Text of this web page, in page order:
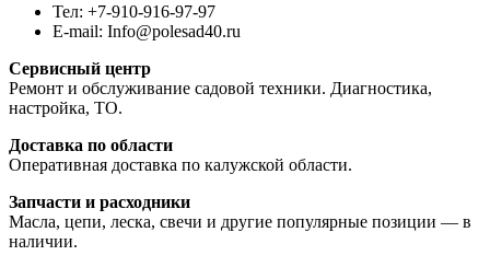
Тел: +7-910-916-97-97
E-mail: Info@polesad40.ru
Сервисный центр
Ремонт и обслуживание садовой техники. Диагностика,
настройка, ТО.
Доставка по области
Оперативная доставка по калужской области.
Запчасти и расходники
Масла, цепи, леска, свечи и другие популярные позиции — в
наличии.